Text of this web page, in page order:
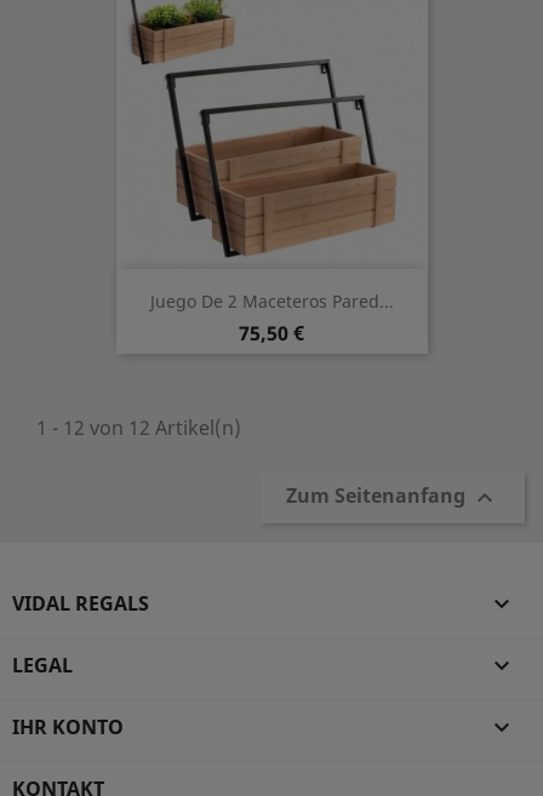
Juego De 2 Maceteros Pared...
Preis
75,50 €
1 - 12 von 12 Artikel(n)
Zum Seitenanfang 
VIDAL REGALS 
LEGAL 
IHR KONTO 
KONTAKT